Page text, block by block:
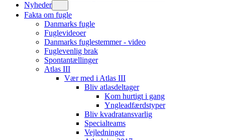
Nyheder
Fakta om fugle
Danmarks fugle
Fuglevideoer
Danmarks fuglestemmer - video
Fuglevenlig brak
Spontantællinger
Atlas III
Vær med i Atlas III
Bliv atlasdeltager
Kom hurtigt i gang
Yngleadfærdstyper
Bliv kvadratansvarlig
Specialteams
Vejledninger